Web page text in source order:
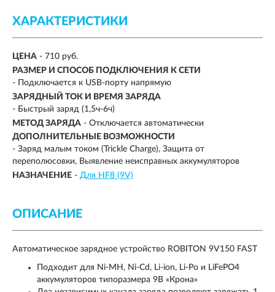
ХАРАКТЕРИСТИКИ
ЦЕНА - 710 руб.
РАЗМЕР И СПОСОБ ПОДКЛЮЧЕНИЯ К СЕТИ
- Подключается к USB-порту напрямую
ЗАРЯДНЫЙ ТОК И ВРЕМЯ ЗАРЯДА
- Быстрый заряд (1,5ч-6ч)
МЕТОД ЗАРЯДА - Отключается автоматически
ДОПОЛНИТЕЛЬНЫЕ ВОЗМОЖНОСТИ
- Заряд малым током (Trickle Charge), Защита от
переполюсовки, Выявление неисправных аккумуляторов
НАЗНАЧЕНИЕ - Для HF8 (9V)
ОПИСАНИЕ
Автоматическое зарядное устройство ROBITON 9V150 FAST
Подходит для Ni-MH, Ni-Cd, Li-ion, Li-Po и LiFePO4
аккумуляторов типоразмера 9B «Крона»